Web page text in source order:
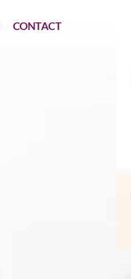
CONTACT